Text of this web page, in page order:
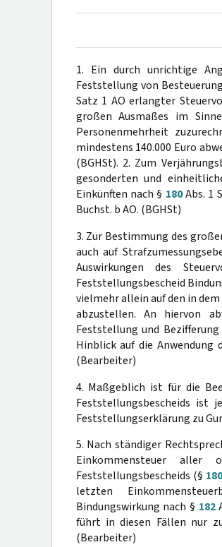
1. Ein durch unrichtige
Feststellung von
Satz 1 AO erlangter
großen Ausmaßes im
Personenmehrheit
mindestens 140.000 Euro
(BGHSt). 2. Zum
gesonderten und
Einkünften nach § 180Abs. 1
Buchst. b AO. (BGHSt)
3. Zur Bestimmung des
auch auf
Auswirkungen des
Feststellungsbescheid
vielmehr allein auf den in
abzustellen. An hiervon
Feststellung und
Hinblick auf die Anwendung
(Bearbeiter)
4. Maßgeblich ist für die
Feststellungsbescheids ist
Feststellungserklärung zu
5. Nach ständiger
Einkommensteuer aller
Feststellungsbescheids (§ 180
letzten
Bindungswirkung nach § 182
führt in diesen Fällen nur
(Bearbeiter)